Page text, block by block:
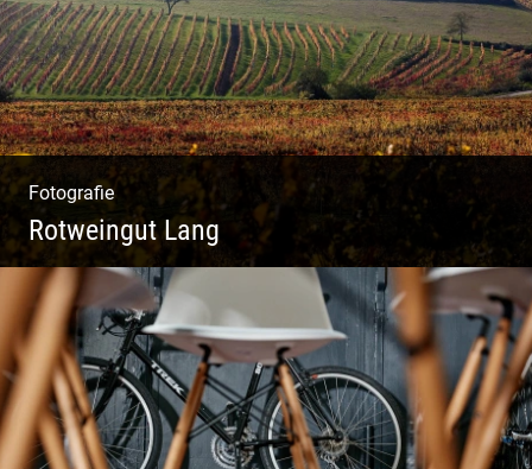
Fotografie
Rotweingut Lang
Rotweine aus Österreich | Genussvolle
Weinprobe | Herbstliche Weinberge | Uriger
Weinkeller